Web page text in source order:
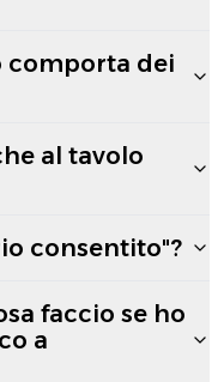
comporta dei
al tavolo
consentito"?
faccio se ho
a